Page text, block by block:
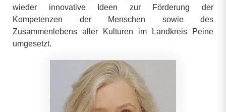
wieder innovative Ideen zur Förderung der
Kompetenzen der Menschen sowie des
Zusammenlebens aller Kulturen im Landkreis Peine
umgesetzt.